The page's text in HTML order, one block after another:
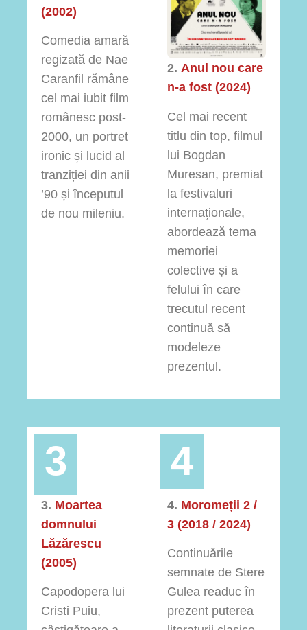
(2002)
Comedia amară
regizată de Nae
Caranfil rămâne
cel mai iubit film
românesc post-
2000, un portret
ironic și lucid al
tranziției din anii
’90 și începutul
de nou mileniu.
2. Anul nou care
n-a fost (2024)
Cel mai recent
titlu din top, filmul
lui Bogdan
Muresan, premiat
la festivaluri
internaționale,
abordează tema
memoriei
colective și a
felului în care
trecutul recent
continuă să
modeleze
prezentul.
3
3. Moartea
domnului
Lăzărescu
(2005)
Capodopera lui
Cristi Puiu,
4
4. Moromeții 2 /
3 (2018 / 2024)
Continuările
semnate de Stere
Gulea readuc în
prezent puterea